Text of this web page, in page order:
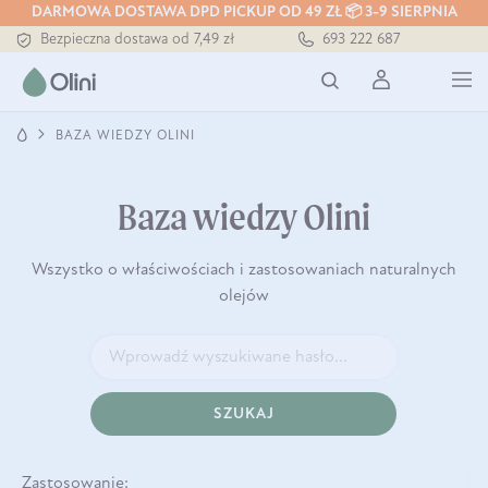
DARMOWA DOSTAWA DPD PICKUP OD 49 ZŁ 📦 3-9 SIERPNIA
Bezpieczna dostawa od 7,49 zł
Darmowa dostawa od 199 zł
Tłoczony zawsze na zimno
693 222 687
BAZA WIEDZY OLINI
Baza wiedzy Olini
Wszystko o właściwościach i zastosowaniach naturalnych
olejów
SZUKAJ
Zastosowanie: